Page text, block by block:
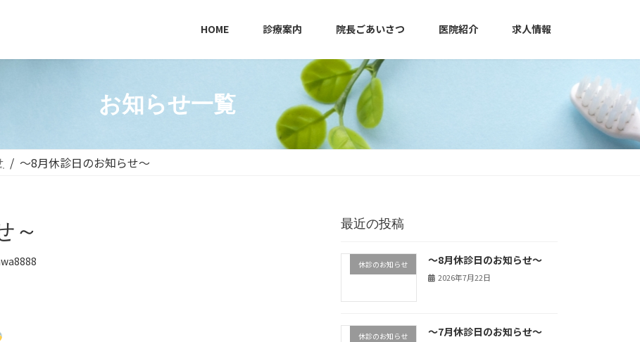
HOME 診療案内 院長ごあいさつ 医院紹介 求人情報
お知らせ一覧
～8月休診日のお知らせ～
～ 最近の投稿
休診のお知らせ ～8月休診日のお知らせ～
2026年7月22日
休診のお知らせ ～7月休診日のお知らせ～